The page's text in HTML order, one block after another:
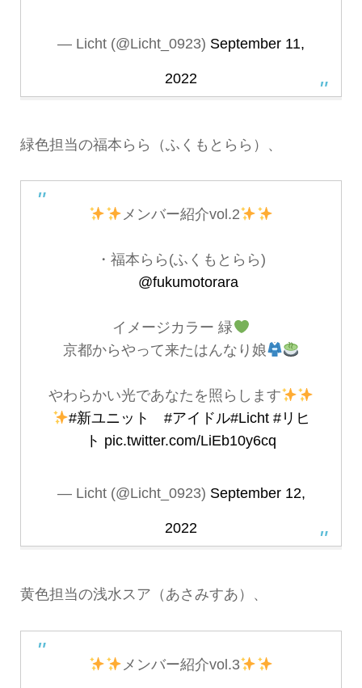
— Licht (@Licht_0923) September 11,
2022
緑色担当の福本らら（ふくもとらら）、
メンバー紹介vol.2
・福本らら(ふくもとらら)
@fukumotorara
イメージカラー 緑
京都からやって来たはんなり娘
やわらかい光であなたを照らします
#新ユニット
#アイドル#Licht #リヒ
ト pic.twitter.com/LiEb10y6cq
— Licht (@Licht_0923) September 12,
2022
黄色担当の浅水スア（あさみすあ ）、
メンバー紹介vol.3